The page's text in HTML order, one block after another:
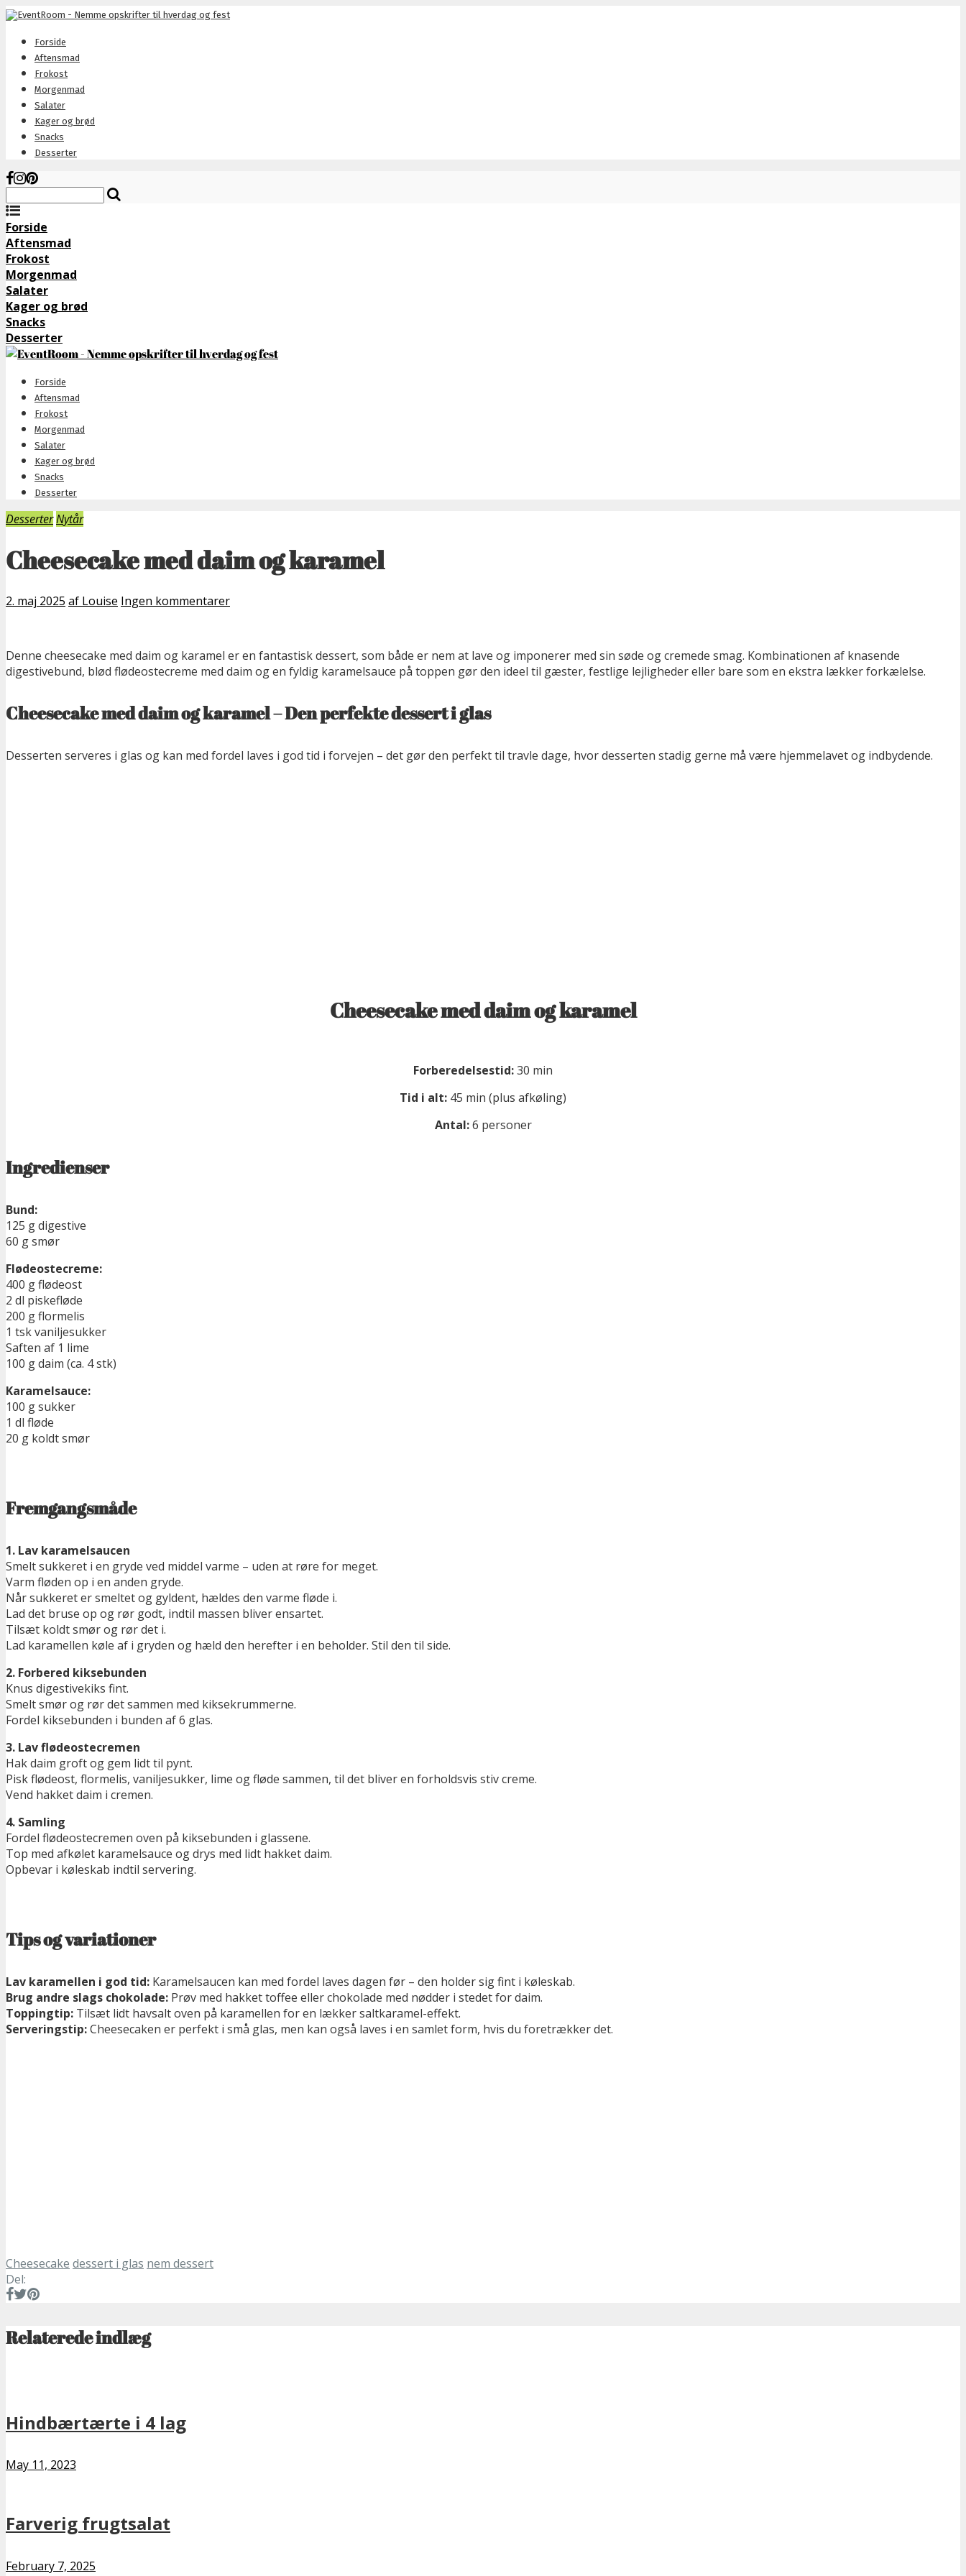
Forside
Aftensmad
Frokost
Morgenmad
Salater
Kager og brød
Snacks
Desserter
Forside
Aftensmad
Frokost
Morgenmad
Salater
Kager og brød
Snacks
Desserter
Forside
Aftensmad
Frokost
Morgenmad
Salater
Kager og brød
Snacks
Desserter
DesserterNytår
Cheesecake med daim og karamel
2. maj 2025 af Louise Ingen kommentarer
Denne cheesecake med daim og karamel er en fantastisk dessert, som både er nem at lave og imponerer med sin søde og cremede smag. Kombinationen af knasende
digestivebund, blød flødeostecreme med daim og en fyldig karamelsauce på toppen gør den ideel til gæster, festlige lejligheder eller bare som en ekstra lækker forkælelse.
Cheesecake med daim og karamel – Den perfekte dessert i glas
Desserten serveres i glas og kan med fordel laves i god tid i forvejen – det gør den perfekt til travle dage, hvor desserten stadig gerne må være hjemmelavet og indbydende.
Cheesecake med daim og karamel
Forberedelsestid:30 min
Tid i alt: 45 min (plus afkøling)
Antal:6 personer
Ingredienser
Bund:
125 g digestive
60 g smør
Flødeostecreme:
400 g flødeost
2 dl piskefløde
200 g flormelis
1 tsk vaniljesukker
Saften af 1 lime
100 g daim (ca. 4 stk)
Karamelsauce:
100 g sukker
1 dl fløde
20 g koldt smør
Fremgangsmåde
1. Lav karamelsaucen
Smelt sukkeret i en gryde ved middel varme – uden at røre for meget.
Varm fløden op i en anden gryde.
Når sukkeret er smeltet og gyldent, hældes den varme fløde i.
Lad det bruse op og rør godt, indtil massen bliver ensartet.
Tilsæt koldt smør og rør det i.
Lad karamellen køle af i gryden og hæld den herefter i en beholder. Stil den til side.
2. Forbered kiksebunden
Knus digestivekiks fint.
Smelt smør og rør det sammen med kiksekrummerne.
Fordel kiksebunden i bunden af 6 glas.
3. Lav flødeostecremen
Hak daim groft og gem lidt til pynt.
Pisk flødeost, flormelis, vaniljesukker, lime og fløde sammen, til det bliver en forholdsvis stiv creme.
Vend hakket daim i cremen.
4. Samling
Fordel flødeostecremen oven på kiksebunden i glassene.
Top med afkølet karamelsauce og drys med lidt hakket daim.
Opbevar i køleskab indtil servering.
Tips og variationer
Lav karamellen i god tid: Karamelsaucen kan med fordel laves dagen før – den holder sig fint i køleskab.
Brug andre slags chokolade: Prøv med hakket toffee eller chokolade med nødder i stedet for daim.
Toppingtip: Tilsæt lidt havsalt oven på karamellen for en lækker saltkaramel-effekt.
Serveringstip:Cheesecaken er perfekt i små glas, men kan også laves i en samlet form, hvis du foretrækker det.
Cheesecake dessert i glas nem dessert
Del:
Relaterede indlæg
Hindbærtærte i 4 lag
May 11, 2023
Farverig frugtsalat
February 7, 2025